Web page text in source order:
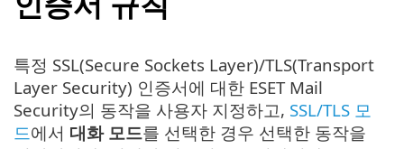
특정 SSL(Secure Sockets Layer)/TLS(Transport
Layer Security) 인증서에 대한 ESET Mail
Security의 동작을 사용자 지정하고, SSL/TLS 모
드에서 대화 모드를 선택한 경우 선택한 동작을